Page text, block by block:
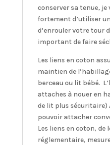
conserver sa tenue, je
fortement d’utiliser
d’enrouler votre tour
important de faire
Les liens en coton
maintien de
berceau ou lit bébé.
attaches à nouer en
de lit plus sécuritaire)
pouvoir attacher
Les liens en coton, de
réglementaire,